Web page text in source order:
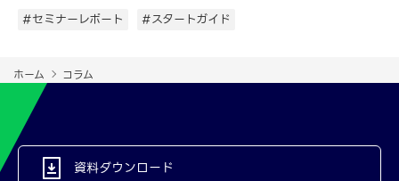
#セミナーレポート
#スタートガイド
ホーム コラム
資料ダウンロード